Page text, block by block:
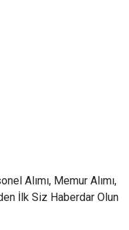
Alımı, Memur Alımı,
İlk Siz Haberdar Olun